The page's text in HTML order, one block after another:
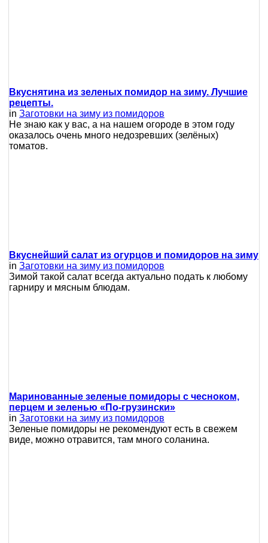
Вкуснятина из зеленых помидор на зиму. Лучшие
рецепты.
in Заготовки на зиму из помидоров
Не знаю как у вас, а на нашем огороде в этом году
оказалось очень много недозревших (зелёных)
томатов.
Вкуснейший салат из огурцов и помидоров на зиму
in Заготовки на зиму из помидоров
Зимой такой салат всегда актуально подать к любому
гарниру и мясным блюдам.
Маринованные зеленые помидоры с чесноком,
перцем и зеленью «По-грузински»
in Заготовки на зиму из помидоров
Зеленые помидоры не рекомендуют есть в свежем
виде, можно отравится, там много соланина.